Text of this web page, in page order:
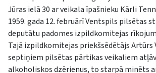
Jūras ielā 30 ar veikala īpašnieku Kārli
1959. gada 12. februārī Ventspils pilsētas
deputātu padomes izpildkomitejas
Tajā izpildkomitejas priekšsēdētājs Artūrs
septiņiem pilsētas pārtikas veikaliem
alkoholiskos dzērienus, to starpā minēts